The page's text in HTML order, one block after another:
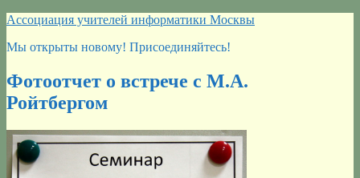
Перейти
содержимому
Ассоциация учителей информатики Москвы
Мы открыты новому! Присоединяйтесь!
Фотоотчет о встрече с М.А.
Ройтбергом